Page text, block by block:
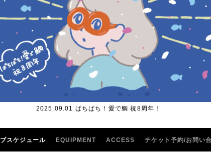
2025.09.01 ぱちぱち！愛で鯛 祝8周年！
スケジュール EQUIPMENT ACCESS チケット予約/お問い